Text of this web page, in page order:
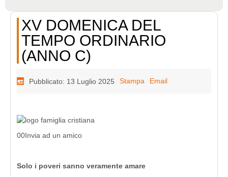
XV DOMENICA DEL
TEMPO ORDINARIO
(ANNO C)
Pubblicato: 13 Luglio 2025 Stampa Email
00Invia ad un amico
Solo i poveri sanno veramente amare